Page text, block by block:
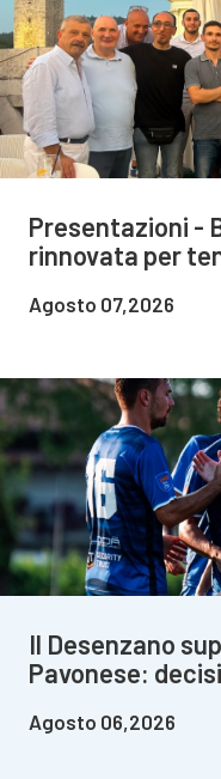
Presentazioni -
rinnovata per
Agosto 07,2026
Il Desenzano
Pavonese:
Agosto 06,2026